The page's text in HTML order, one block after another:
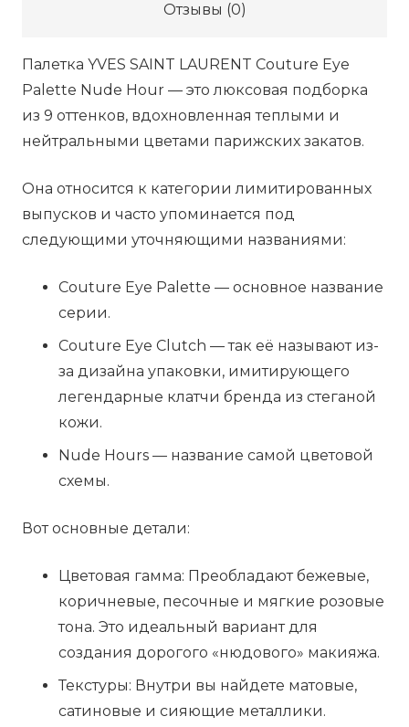
EYE
PALETTE
9
shades
brown
shadows
-
Hours,
Отзывы (0)
Палетка YVES SAINT LAURENT Couture Eye
Palette Nude Hour — это люксовая подборка
из 9 оттенков, вдохновленная теплыми и
нейтральными цветами парижских закатов.
Она относится к категории лимитированных
выпусков и часто упоминается под
следующими уточняющими названиями:
Couture Eye Palette — основное название
серии.
Couture Eye Clutch — так её называют из-
за дизайна упаковки, имитирующего
легендарные клатчи бренда из стеганой
кожи.
Nude Hours — название самой цветовой
схемы.
Вот основные детали:
Цветовая гамма: Преобладают бежевые,
коричневые, песочные и мягкие розовые
тона. Это идеальный вариант для
создания дорогого «нюдового» макияжа.
Текстуры: Внутри вы найдете матовые,
сатиновые и сияющие металлики.